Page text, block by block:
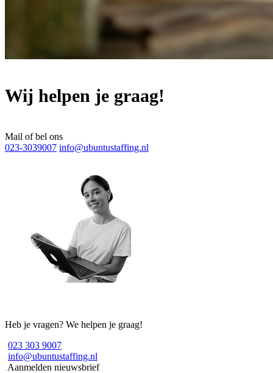
Wij helpen je graag!
Mail of bel ons
023-3039007 info@ubuntustaffing.nl
Heb je vragen? We helpen je graag!
023 303 9007
info@ubuntustaffing.nl
Aanmelden nieuwsbrief